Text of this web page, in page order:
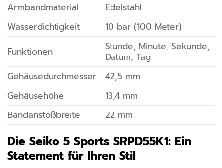
Armbandmaterial
Edelstahl
Wasserdichtigkeit
10 bar (100 Meter)
Funktionen
Stunde, Minute, Sekunde,
Datum, Tag
Gehäusedurchmesser
42,5 mm
Gehäusehöhe
13,4 mm
Bandanstoßbreite
22 mm
Die Seiko 5 Sports SRPD55K1: Ein
Statement für Ihren Stil